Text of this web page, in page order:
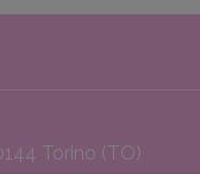
Torino (TO)